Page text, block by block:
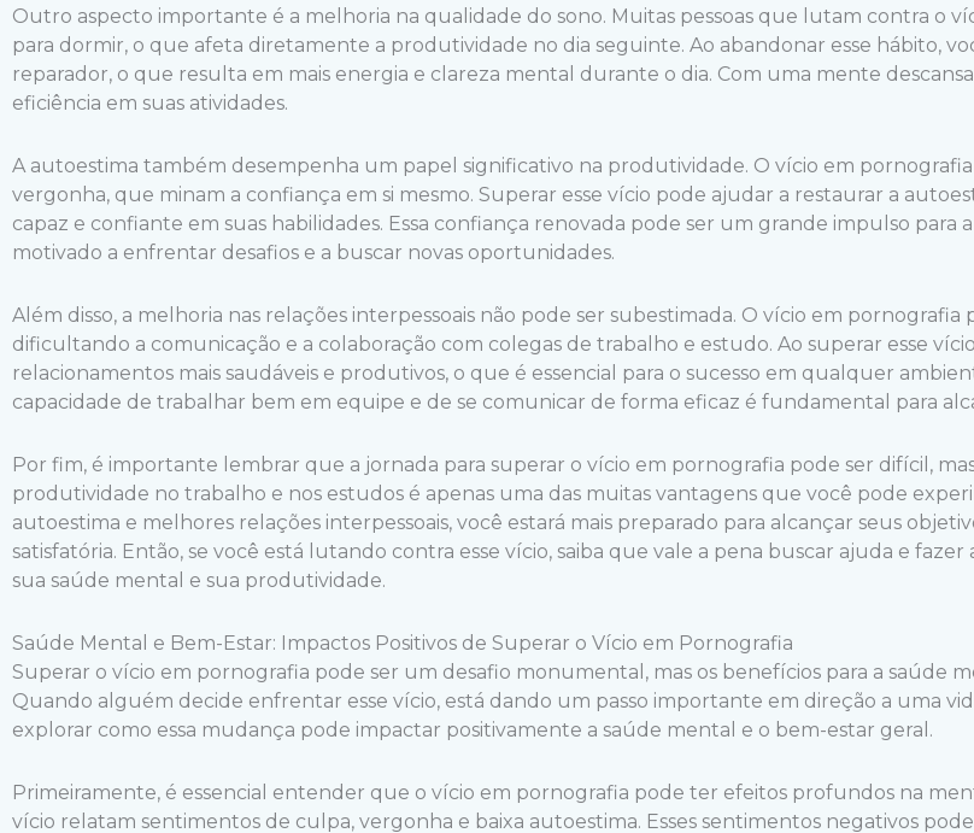
Outro aspecto importante é a melhoria na qualidade do sono. Muitas pessoas que lutam contra o
para dormir, o que afeta diretamente a produtividade no dia seguinte. Ao abandonar esse hábito,
reparador, o que resulta em mais energia e clareza mental durante o dia. Com uma mente
eficiência em suas atividades.
A autoestima também desempenha um papel significativo na produtividade. O vício em
vergonha, que minam a confiança em si mesmo. Superar esse vício pode ajudar a restaurar a
capaz e confiante em suas habilidades. Essa confiança renovada pode ser um grande impulso para
motivado a enfrentar desafios e a buscar novas oportunidades.
Além disso, a melhoria nas relações interpessoais não pode ser subestimada. O vício em pornografia
dificultando a comunicação e a colaboração com colegas de trabalho e estudo. Ao superar esse
relacionamentos mais saudáveis e produtivos, o que é essencial para o sucesso em qualquer
capacidade de trabalhar bem em equipe e de se comunicar de forma eficaz é fundamental para
Por fim, é importante lembrar que a jornada para superar o vício em pornografia pode ser difícil,
produtividade no trabalho e nos estudos é apenas uma das muitas vantagens que você pode
autoestima e melhores relações interpessoais, você estará mais preparado para alcançar seus
satisfatória. Então, se você está lutando contra esse vício, saiba que vale a pena buscar ajuda e
sua saúde mental e sua produtividade.
Saúde Mental e Bem-Estar: Impactos Positivos de Superar o Vício em Pornografia
Superar o vício em pornografia pode ser um desafio monumental, mas os benefícios para a saúde
Quando alguém decide enfrentar esse vício, está dando um passo importante em direção a uma
explorar como essa mudança pode impactar positivamente a saúde mental e o bem-estar geral.
Primeiramente, é essencial entender que o vício em pornografia pode ter efeitos profundos na
vício relatam sentimentos de culpa, vergonha e baixa autoestima. Esses sentimentos negativos